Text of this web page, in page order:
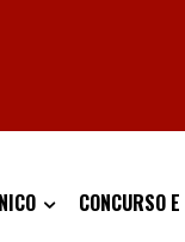
CONCURSO